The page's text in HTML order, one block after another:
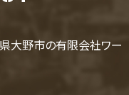
大野市の有限会社ワー